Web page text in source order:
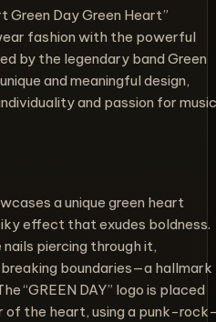
Green Day Green Heart”
fashion with the powerful
by the legendary band Green
and meaningful design,
and passion for music
a unique green heart
effect that exudes boldness.
piercing through it,
boundaries—a hallmark
“GREEN DAY” logo is placed
of the heart, using a punk-